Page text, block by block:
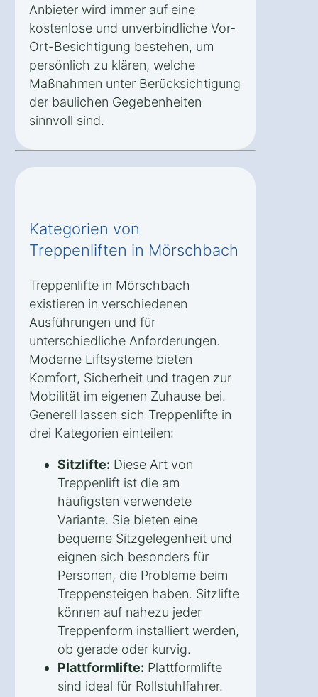
Anbieter wird immer auf eine
kostenlose und unverbindliche Vor-
Ort-Besichtigung bestehen, um
persönlich zu klären, welche
Maßnahmen unter Berücksichtigung
der baulichen Gegebenheiten
sinnvoll sind.
Kategorien von
Treppenliften in Mörschbach
Treppenlifte in Mörschbach
existieren in verschiedenen
Ausführungen und für
unterschiedliche Anforderungen.
Moderne Liftsysteme bieten
Komfort, Sicherheit und tragen zur
Mobilität im eigenen Zuhause bei.
Generell lassen sich Treppenlifte in
drei Kategorien einteilen:
Sitzlifte: Diese Art von
Treppenlift ist die am
häufigsten verwendete
Variante. Sie bieten eine
bequeme Sitzgelegenheit und
eignen sich besonders für
Personen, die Probleme beim
Treppensteigen haben. Sitzlifte
können auf nahezu jeder
Treppenform installiert werden,
ob gerade oder kurvig.
Plattformlifte: Plattformlifte
sind ideal für Rollstuhlfahrer.